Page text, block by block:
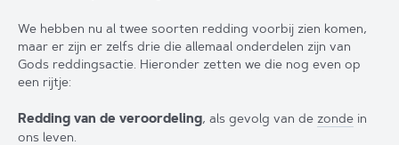
We hebben nu al twee soorten redding voorbij zien komen,
maar er zijn er zelfs drie die allemaal onderdelen zijn van
Gods reddingsactie. Hieronder zetten we die nog even op
een rijtje:
Redding van de veroordeling, als gevolg van de zonde in
ons leven.